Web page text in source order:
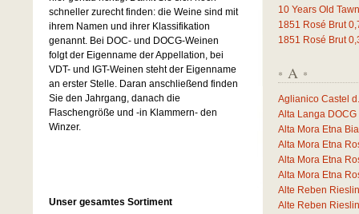
10 Years Old
1851 Rosé Brut
1851 Rosé Brut
* A *
Aglianico Castel
Alta Langa
Alta Mora Etna
Alta Mora Etna
Alta Mora Etna
Alta Mora Etna
Alte Reben
Alte Reben
schneller zurecht finden: die Weine sind mit
ihrem Namen und ihrer Klassifikation
genannt. Bei DOC- und DOCG-Weinen
folgt der Eigenname der Appellation, bei
VDT- und IGT-Weinen steht der Eigenname
an erster Stelle. Daran anschließend finden
Sie den Jahrgang, danach die
Flaschengröße und -in Klammern- den
Winzer.
Unser gesamtes Sortiment